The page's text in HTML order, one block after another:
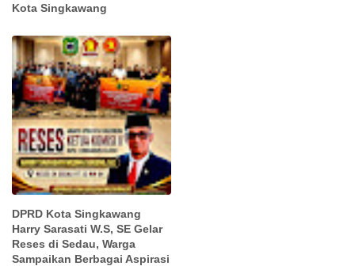
Kota Singkawang
DPRD Kota Singkawang
Harry Sarasati W.S, SE Gelar
Reses di Sedau, Warga
Sampaikan Berbagai Aspirasi